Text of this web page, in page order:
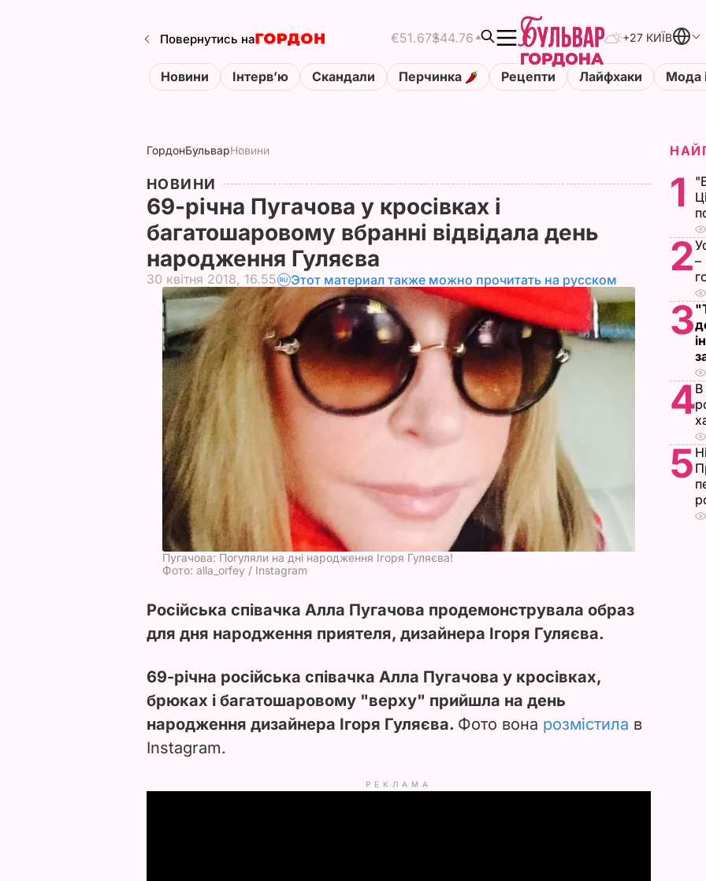
Повернутись на €51.67$44.76 +27 КИЇВ
Новини Інтервʼю Скандали Перчинка Рецепти Лайфхаки Мода
ГордонБульварНовини
НОВИНИ
69-річна Пугачова у кросівках і
багатошаровому вбранні відвідала день
народження Гуляєва
30 квітня 2018, 16.55 Этот материал также можно прочитать на русском
Пугачова: Погуляли на дні народження Ігоря Гуляєва!
Фото: alla_orfey / Instagram
Російська співачка Алла Пугачова продемонструвала образ
для дня народження приятеля, дизайнера Ігоря Гуляєва.
69-річна російська співачка Алла Пугачова у кросівках,
брюках і багатошаровому "верху" прийшла на день
народження дизайнера Ігоря Гуляєва. Фото вона розмістила в
Instagram.
РЕКЛАМА
1
2–
3
4В
5